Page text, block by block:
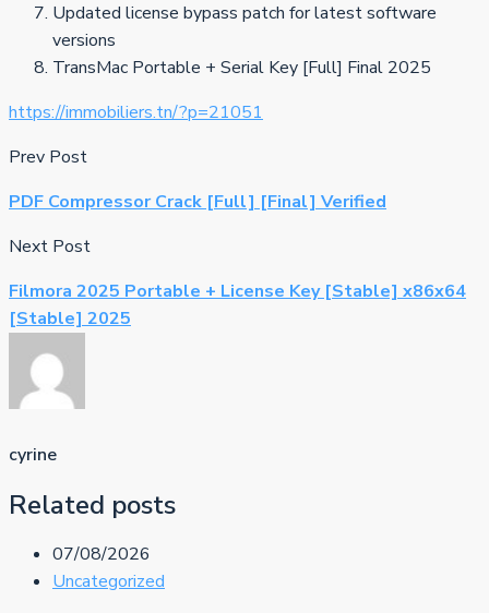
Updated license bypass patch for latest software
versions
TransMac Portable + Serial Key [Full] Final 2025
https://immobiliers.tn/?p=21051
Prev Post
PDF Compressor Crack [Full] [Final] Verified
Next Post
Filmora 2025 Portable + License Key [Stable] x86x64
[Stable] 2025
cyrine
Related posts
07/08/2026
Uncategorized